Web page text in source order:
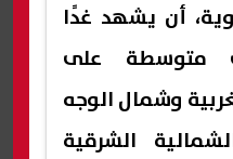
أن يشهد غدًا
متوسطة على
وشمال الوجه
الشرقية